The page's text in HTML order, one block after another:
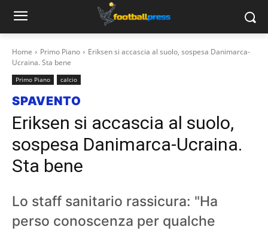
Home Primo Piano
Eriksen si accascia al suolo, sospesa Danimarca-
Ucraina. Sta bene
Primo Piano calcio
SPAVENTO
Eriksen si accascia al suolo,
sospesa Danimarca-Ucraina.
Sta bene
Lo staff sanitario rassicura: "Ha
perso conoscenza per qualche